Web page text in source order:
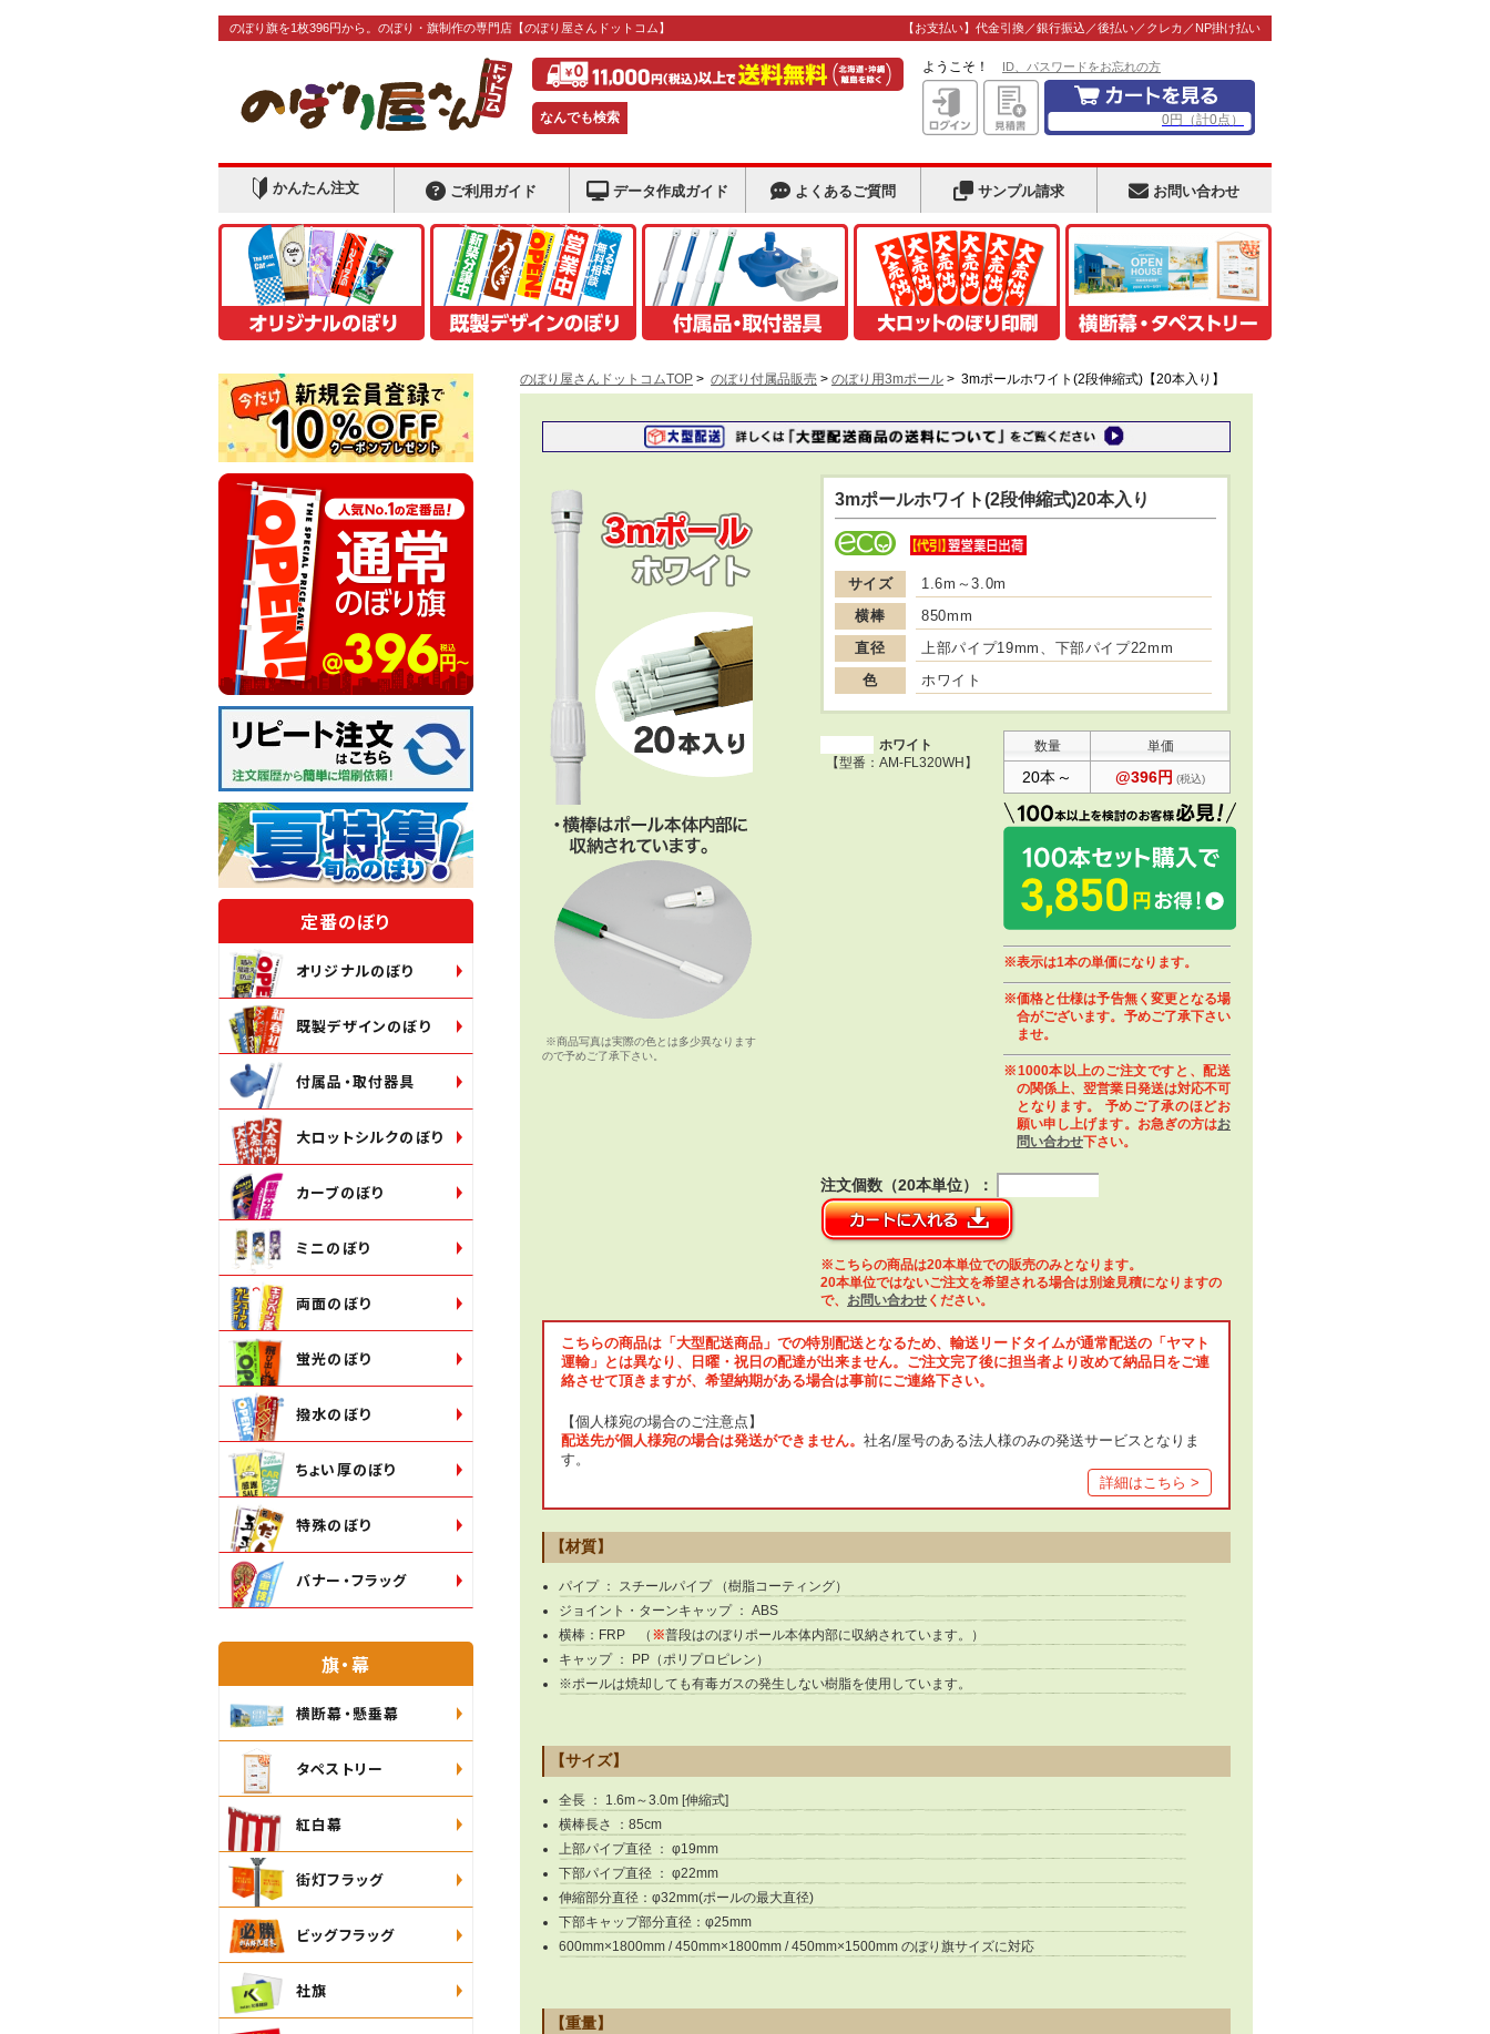
のぼり旗を1枚396円から。のぼり・旗制作の専門店 【のぼり屋さんドットコム】 【お支払い】代金引換／銀行振込／後払い／クレカ／NP掛け払い
なんでも検索
ようこそ！ ID、パスワードをお忘れの方
0円 （計0点）
かんたん注文 ご利用ガイド データ作成ガイド よくあるご質問 サンプル請求 お問い合わせ
のぼり屋さんドットコムTOP > のぼり付属品販売 > のぼり用3mポール > 3mポールホワイト(2段伸縮式)【20本入り】
3mポールホワイト(2段伸縮式)20本入り
サイズ
1.6m～3.0m
横棒
850mm
直径
上部パイプ19mm、下部パイプ22mm
色
ホワイト
※商品写真は実際の色とは多少異なります
ので予めご了承下さい。
数量 単価
20本～ @396円 (税込)
※表示は1本の単価になります。
※価格と仕様は予告無く変更となる場
合がございます。予めご了承下さい
ませ。
※1000本以上のご注文ですと、配送
の関係上、翌営業日発送は対応不可
となります。 予めご了承のほどお
願い申し上げます。お急ぎの方はお
問い合わせ下さい。
ホワイト
【型番：AM-FL320WH】
注文個数（20本単位）：
※こちらの商品は20本単位での販売のみとなります。
20本単位ではないご注文を希望される場合は別途見積になりますの
で、 お問い合わせ ください。
こちらの商品は「大型配送商品」での特別配送となるため、輸送リードタイムが通常配送の「ヤマト
運輸」とは異なり、日曜・祝日の配達が出来ません。ご注文完了後に担当者より改めて納品日をご連
絡させて頂きますが、希望納期がある場合は事前にご連絡下さい。
【個人様宛の場合のご注意点】
配送先が個人様宛の場合は発送ができません。 社名/屋号のある法人様のみの発送サービスとなりま
す。
詳細はこちら >
【材質】
パイプ ： スチールパイプ （樹脂コーティング）
ジョイント・ターンキャップ ： ABS
横棒：FRP （ ※普段はのぼりポール本体内部に収納されています。）
キャップ ： PP（ポリプロピレン）
※ポールは焼却しても有毒ガスの発生しない樹脂を使用しています。
【サイズ】
全長 ： 1.6m～3.0m [伸縮式]
横棒長さ ：85cm
上部パイプ直径 ： φ19mm
下部パイプ直径 ： φ22mm
伸縮部分直径：φ32mm(ポールの最大直径)
下部キャップ部分直径：φ25mm
600mm×1800mm / 450mm×1800mm / 450mm×1500mm のぼり旗サイズに対応
【重量】
定番のぼり
オリジナルのぼり
既製デザインのぼり
付属品・取付器具
大ロットシルクのぼり
カーブのぼり
ミニのぼり
両面のぼり
蛍光のぼり
撥水のぼり
ちょい厚のぼり
特殊のぼり
バナー・フラッグ
旗・幕
横断幕・懸垂幕
タペストリー
紅白幕
街灯フラッグ
ビッグフラッグ
社旗